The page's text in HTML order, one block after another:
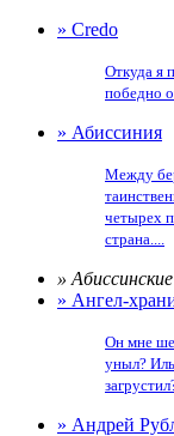
» Credo
Откуда я
победно
» Абиссиния
Между
четырех
страна....
»
» Ангел-
Он мне
уныл?
» Андрей